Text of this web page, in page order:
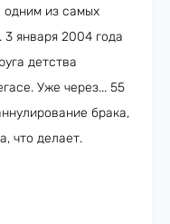
одним из самых
января 2004 года
детства
Уже через... 55
брака,
что делает.